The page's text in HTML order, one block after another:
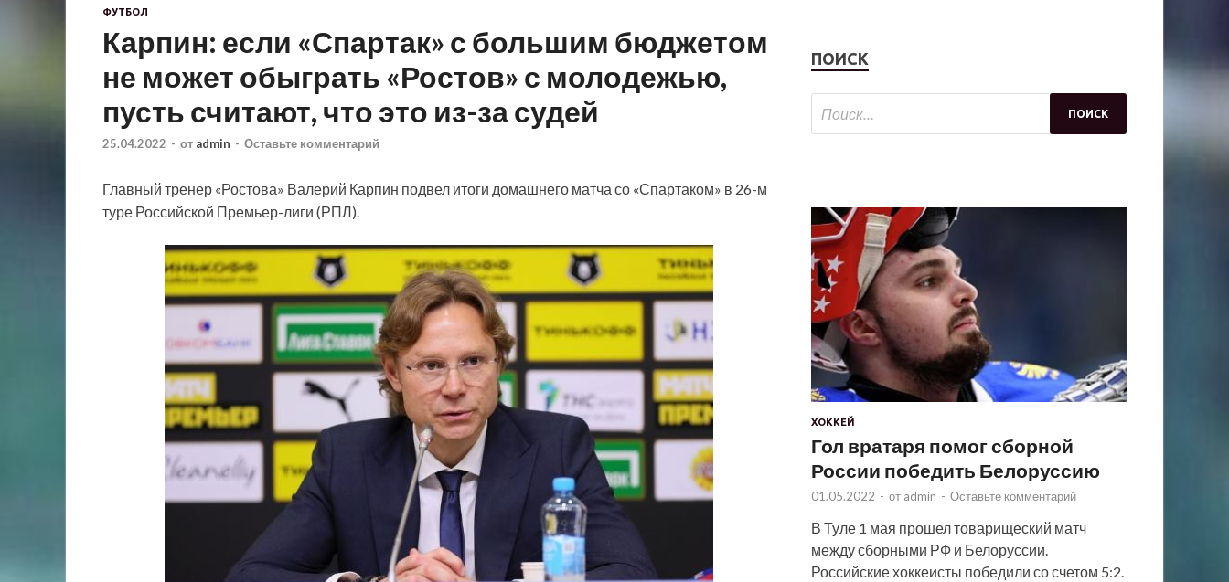
ФУТБОЛ
Карпин: если «Спартак» с большим бюджетом
не может обыграть «Ростов» с молодежью,
пусть считают, что это из-за судей
25.04.2022 - от admin - Оставьте комментарий
Главный тренер «Ростова» Валерий Карпин подвел итоги домашнего матча со «Спартаком» в 26-м
туре Российской Премьер-лиги (РПЛ).
ПОИСК
ХОККЕЙ
Гол вратаря помог сборной
России победить Белоруссию
01.05.2022 - от admin - Оставьте комментарий
В Туле 1 мая прошел товарищеский матч
между сборными РФ и Белоруссии.
Российские хоккеисты победили со счетом 5:2.